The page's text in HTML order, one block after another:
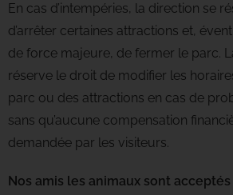
En cas d’intempéries, la direction se
d’arrêter certaines attractions et,
de force majeure, de fermer le parc.
réserve le droit de modifier les
parc ou des attractions en cas de
sans qu’aucune compensation
demandée par les visiteurs.
Nos amis les animaux sont acceptés